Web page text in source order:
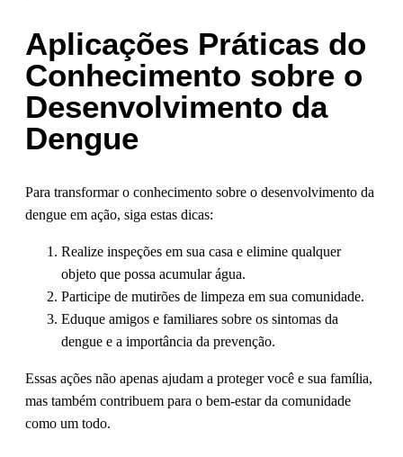
Aplicações Práticas do
Conhecimento sobre o
Desenvolvimento da
Dengue
Para transformar o conhecimento sobre o desenvolvimento da
dengue em ação, siga estas dicas:
Realize inspeções em sua casa e elimine qualquer
objeto que possa acumular água.
Participe de mutirões de limpeza em sua comunidade.
Eduque amigos e familiares sobre os sintomas da
dengue e a importância da prevenção.
Essas ações não apenas ajudam a proteger você e sua família,
mas também contribuem para o bem-estar da comunidade
como um todo.